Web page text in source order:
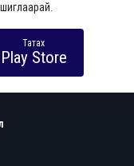
Татах
Play Store